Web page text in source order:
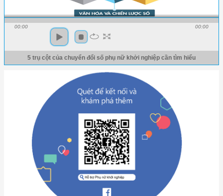
00:00 00:00
5 trụ cột của chuyển đổi số phụ nữ khởi nghiệp cần tìm hiểu